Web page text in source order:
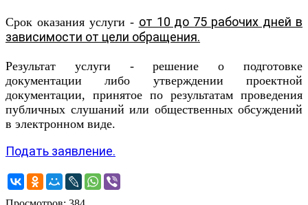
Срок оказания услуги - от 10 до 75 рабочих дней в
зависимости от цели обращения.
Результат услуги - решение о подготовке
документации либо утверждении проектной
документации, принятое по результатам проведения
публичных слушаний или общественных обсуждений
в электронном виде.
Подать заявление.